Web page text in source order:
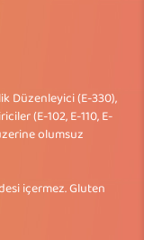
Düzenleyici (E-330),
(E-102, E-110, E-
olumsuz
içermez. Gluten